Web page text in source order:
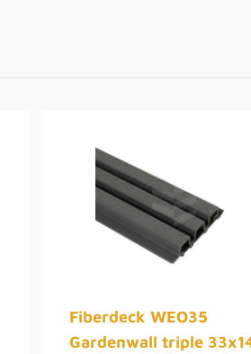
Fiberdeck WEO35
Gardenwall triple